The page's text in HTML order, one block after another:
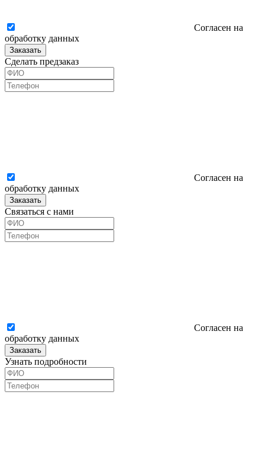
Согласен на
обработку данных
Заказать
Сделать предзаказ
Согласен на
обработку данных
Заказать
Связаться с нами
Согласен на
обработку данных
Заказать
Узнать подробности